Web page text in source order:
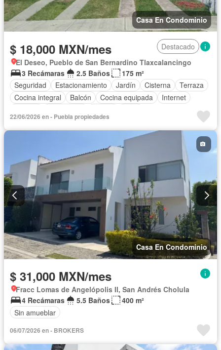
Casa En Condominio
$ 18,000 MXN/mes
Destacado
El Deseo, Pueblo de San Bernardino Tlaxcalancingo
3 Recámaras
2.5 Baños
175 m²
Seguridad
Estacionamiento Jardín Cisterna
Terraza
Cocina integral
Balcón Cocina equipada
Internet
Televisión por cable
Gas natural
Caseta de vigilancia
Permite niños
Sin amueblar
22/06/2026 en - Puebla propiedades
Casa En Condominio
$ 31,000 MXN/mes
Fracc Lomas de Angelópolis II, San Andrés Cholula
4 Recámaras
5.5 Baños
400 m²
Sin amueblar
06/07/2026 en - BROKERS